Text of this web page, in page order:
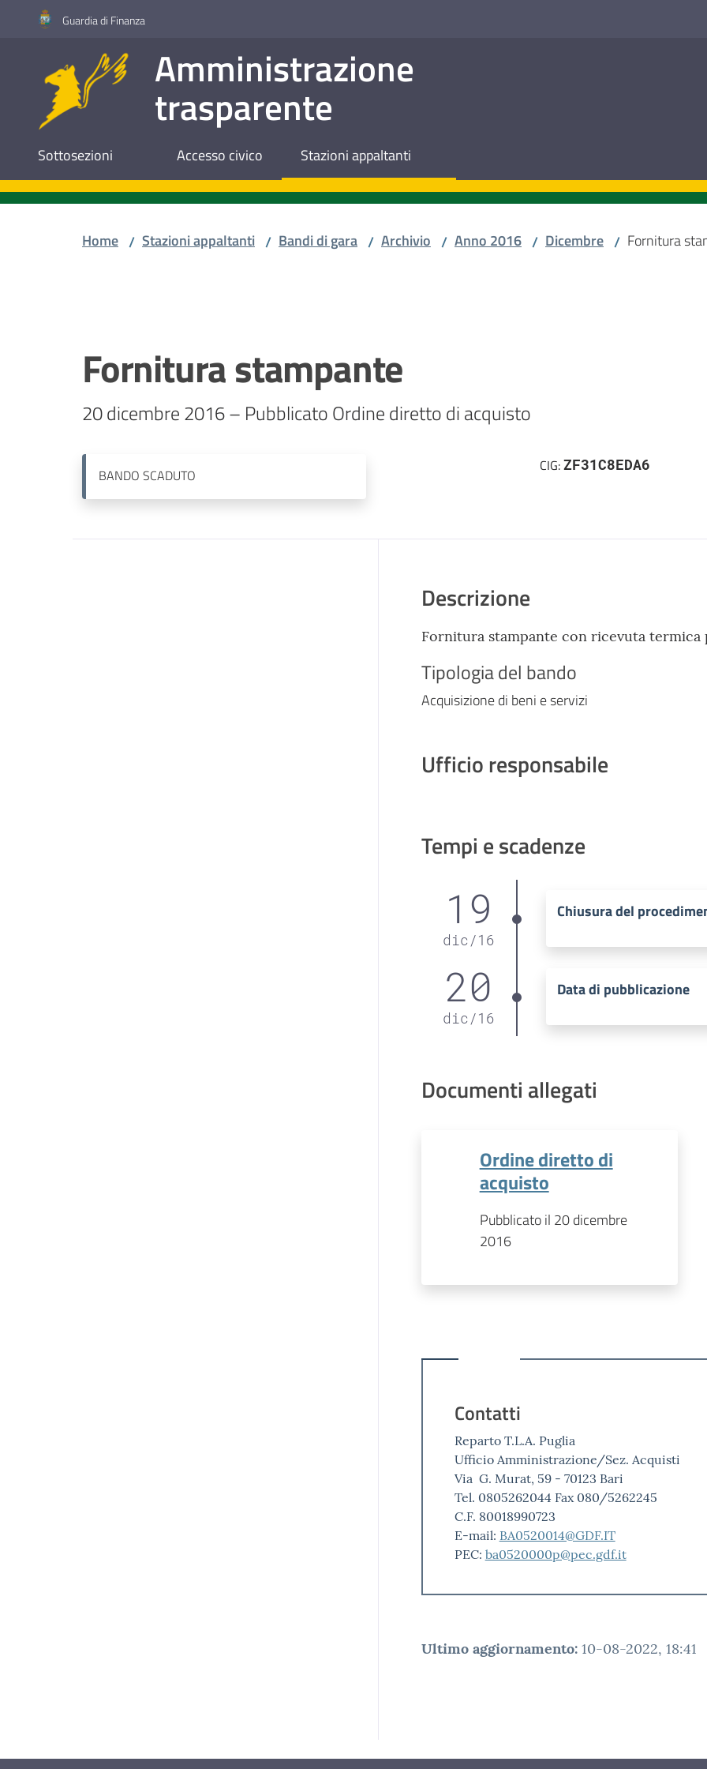
Vai al contenuto
Vai alla navigazione
Vai al footerGuardia di Finanza
Amministrazione
trasparente
Sottosezioni Accesso civico Stazioni appaltanti
Home / Stazioni appaltanti / Bandi di gara / Archivio / Anno 2016 / Dicembre / Fornitura
Fornitura stampante
20 dicembre 2016 – Pubblicato Ordine diretto di acquisto
BANDO SCADUTO
CIG:ZF31C8EDA6
Descrizione
Fornitura stampante con ricevuta termica
Tipologia del bando
Acquisizione di beni e servizi
Ufficio responsabile
Tempi e scadenze
19
dic/16
Chiusura del
20
dic/16
Data di pubblicazione
Documenti allegati
Ordine diretto di
acquisto
Pubblicato il 20 dicembre
2016
Contatti
Reparto T.L.A. Puglia
Ufficio Amministrazione/Sez. Acquisti
Via G. Murat, 59 - 70123 Bari
Tel. 0805262044 Fax 080/5262245
C.F. 80018990723
E-mail: BA0520014@GDF.IT
PEC: ba0520000p@pec.gdf.it
Ultimo aggiornamento: 10-08-2022, 18:41